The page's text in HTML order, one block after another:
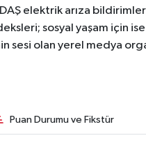
elektrik arıza
sosyal yaşam için
olan yerel medya
Puan Durumu ve Fikstür